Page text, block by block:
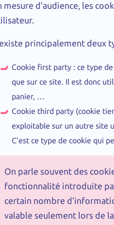
mesure d’audience, les
principalement deux
Cookie first party : ce type
que sur ce site. Il est donc
panier, …
Cookie third party (cookie
exploitable sur un autre site
C’est ce type de cookie qui
On parle souvent des
fonctionnalité introduite
certain nombre
valable seulement lors de